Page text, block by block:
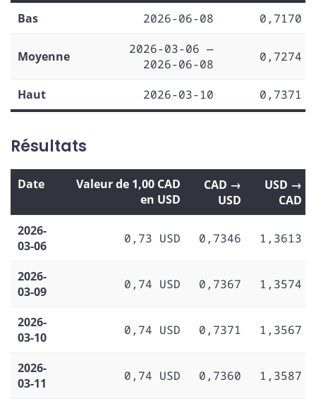
Bas
2026-06-08 0,7170
Moyenne
2026-03-06 —
2026-06-08
0,7274
Haut 2026-03-10 0,7371
Résultats
Date
Valeur de 1,00 CAD
en USD
CAD →
USD
USD →
CAD
2026-
03-06
0,73 USD 0,7346 1,3613
2026-
03-09
0,74 USD 0,7367 1,3574
2026-
03-10
0,74 USD 0,7371 1,3567
2026-
03-11
0,74 USD 0,7360 1,3587